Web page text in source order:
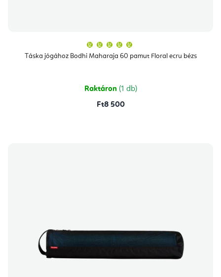
Táska jógához Bodhi Maharaja 60 pamut Floral ecru bézs
átlagos
értékelése
csillag.
Raktáron (1 db)
Ft8 500